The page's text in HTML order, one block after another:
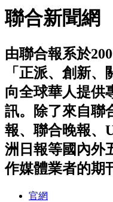
聯合新聞網
由聯合報系於
「正派、創新
向全球華人提供
訊。除了來自聯
報、聯合晚報、
洲日報等國內外
作媒體業者的期
官網